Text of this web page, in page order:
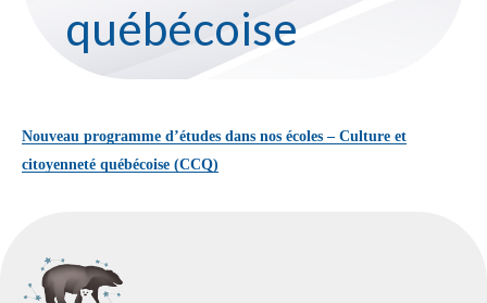
québécoise
Nouveau programme d’études dans nos écoles – Culture et
citoyenneté québécoise (CCQ)